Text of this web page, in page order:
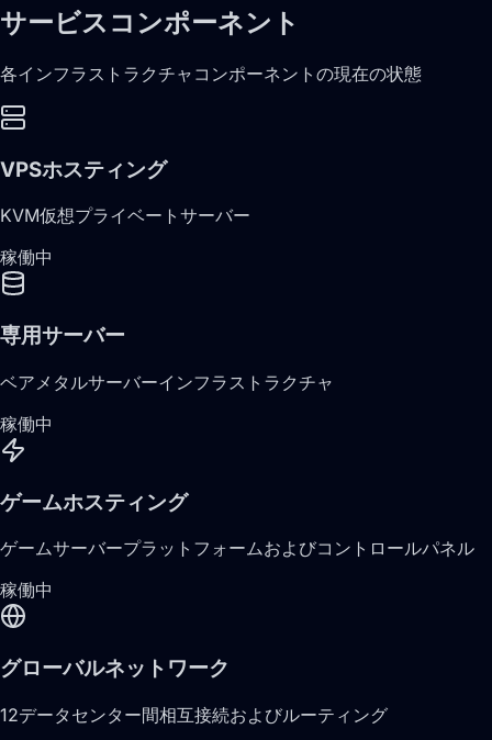
サービスコンポーネント
各インフラストラクチャコンポーネントの現在の状態
VPSホスティング
KVM仮想プライベートサーバー
稼働中
専用サーバー
ベアメタルサーバーインフラストラクチャ
稼働中
ゲームホスティング
ゲームサーバープラットフォームおよびコントロールパネル
稼働中
グローバルネットワーク
12データセンター間相互接続およびルーティング